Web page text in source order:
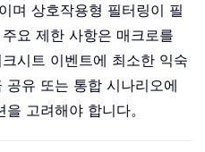
며 상호작용형 필터링이 필
요 제한 사항은 매크로를
시트 이벤트에 최소한 익숙
유 또는 통합 시나리오에
고려해야 합니다。